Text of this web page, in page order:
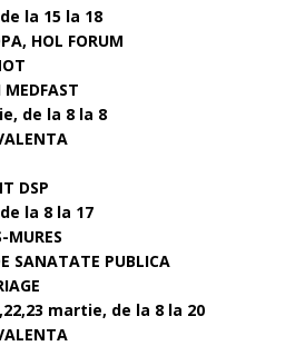
la 15 la 18
HOL FORUM
de la 8 la 8
DSP
la 8 la 17
MURES
SANATATE PUBLICA
martie, de la 8 la 20